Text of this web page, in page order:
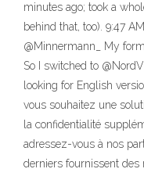
minutes ago; took a
behind that, too). 9:47
@Minnermann_ My
So I switched to
looking for English
vous souhaitez une
la confidentialité
adressez-vous à nos
derniers fournissent